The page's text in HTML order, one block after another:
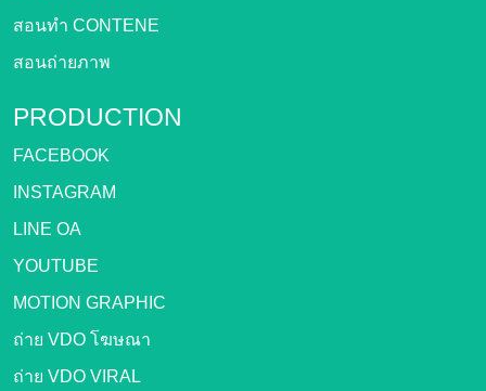
สอนทำ CONTENE
สอนถ่ายภาพ
PRODUCTION
FACEBOOK
INSTAGRAM
LINE OA
YOUTUBE
MOTION GRAPHIC
ถ่าย VDO โฆษณา
ถ่าย VDO VIRAL